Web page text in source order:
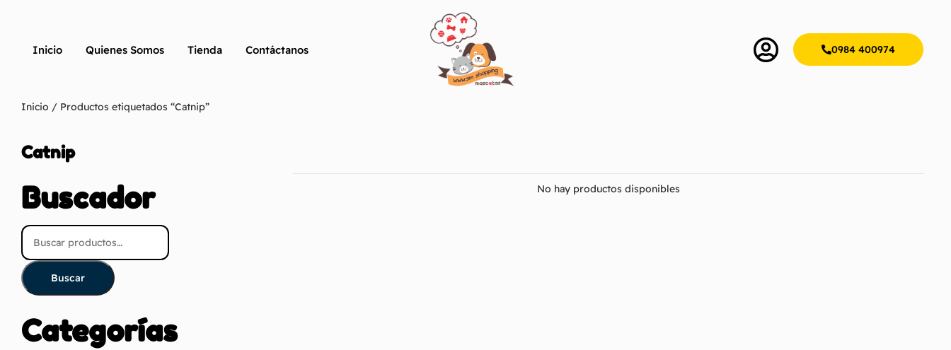
Inicio Quienes Somos Tienda Contáctanos 0984 400974
Inicio / Productos etiquetados “Catnip”
Catnip
Buscador
Buscar
Categorías
No hay productos disponibles